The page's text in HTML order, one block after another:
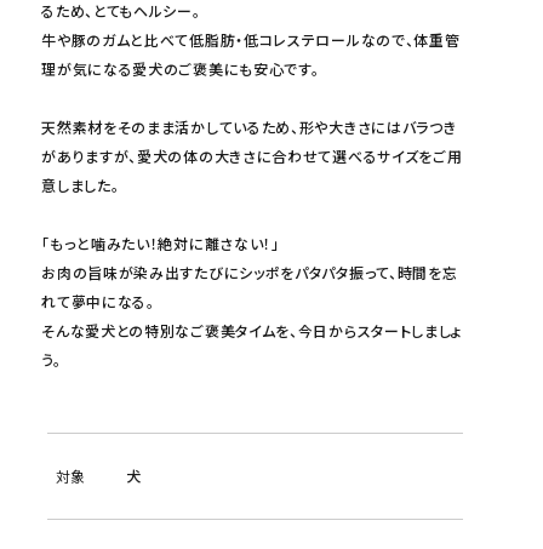
るため、とてもヘルシー。
牛や豚のガムと比べて低脂肪・低コレステロールなので、体重管
理が気になる愛犬のご褒美にも安心です。
天然素材をそのまま活かしているため、形や大きさにはバラつき
がありますが、愛犬の体の大きさに合わせて選べるサイズをご用
意しました。
「もっと噛みたい！絶対に離さない！」
お肉の旨味が染み出すたびにシッポをパタパタ振って、時間を忘
れて夢中になる。
そんな愛犬との特別なご褒美タイムを、今日からスタートしましょ
う。
対象 犬